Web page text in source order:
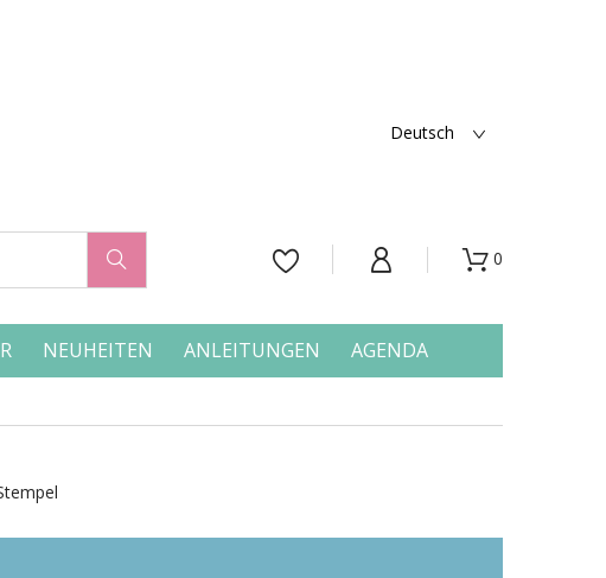
Deutsch
    0
NEUHEITEN ANLEITUNGEN AGENDA